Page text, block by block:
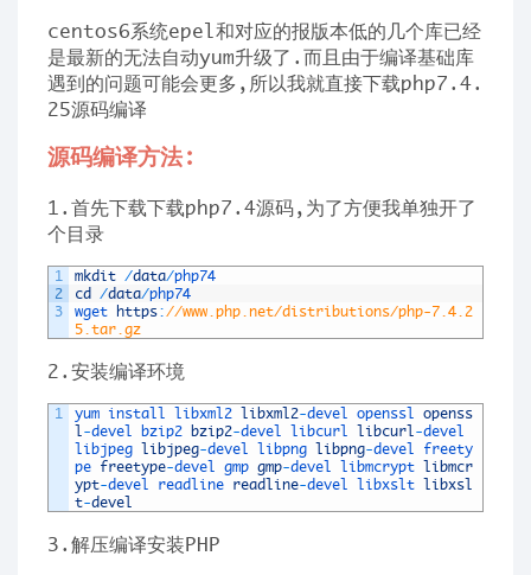
centos6系统epel和对应的报版本低的几个库已经
是最新的无法自动yum升级了.而且由于编译基础库
遇到的问题可能会更多,所以我就直接下载php7.4.
25源码编译
源码编译方法:
1.首先下载下载php7.4源码,为了方便我单独开了
个目录
1
2
3
mkdit /data/php74
cd /data/php74
wget https: //www.php.net/distributions/php-7.4.2
5.tar.gz
2.安装编译环境
1 yum install libxml2 libxml2-devel openssl openss
l -devel bzip2 bzip2-devel libcurl libcurl -
libjpeg libjpeg-devel libpng libpng-devel freety
pe freetype-devel gmp gmp-devel libmcrypt libmcr
ypt-devel readline readline-devel libxslt libxsl
t-devel
3.解压编译安装PHP